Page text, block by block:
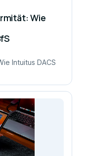
Wie
Intuitus DACS